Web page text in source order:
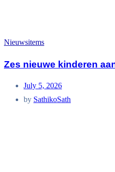
Nieuwsitems
Zes nieuwe kinderen
July 5, 2026
by SathikoSath